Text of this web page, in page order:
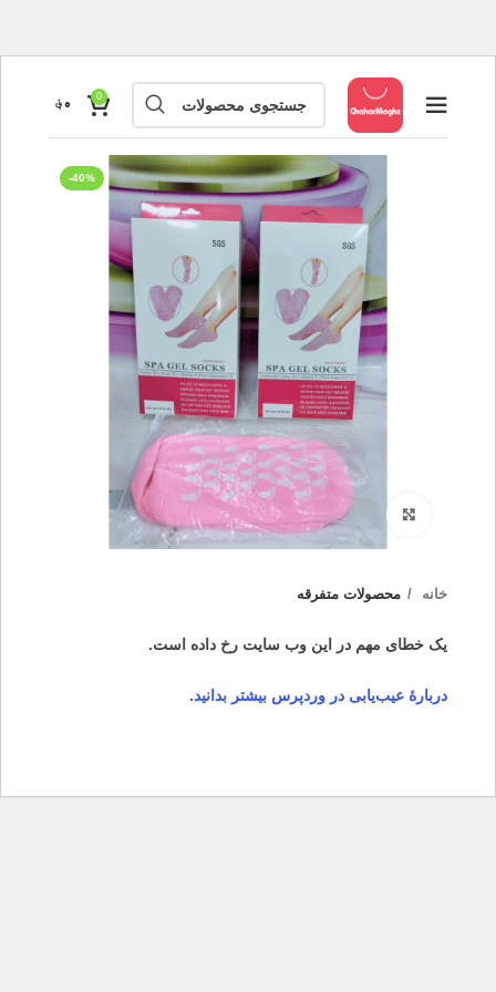
0 ۰؋
-40%
بزرگنمایی تصویر
خانه محصولات متفرقه
یک خطای مهم در این وب سایت رخ داده است.
دربارهٔ عیب‌یابی در وردپرس بیشتر بدانید.